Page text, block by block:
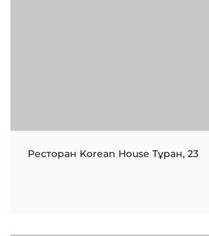
Ресторан Korean House Тұран, 23